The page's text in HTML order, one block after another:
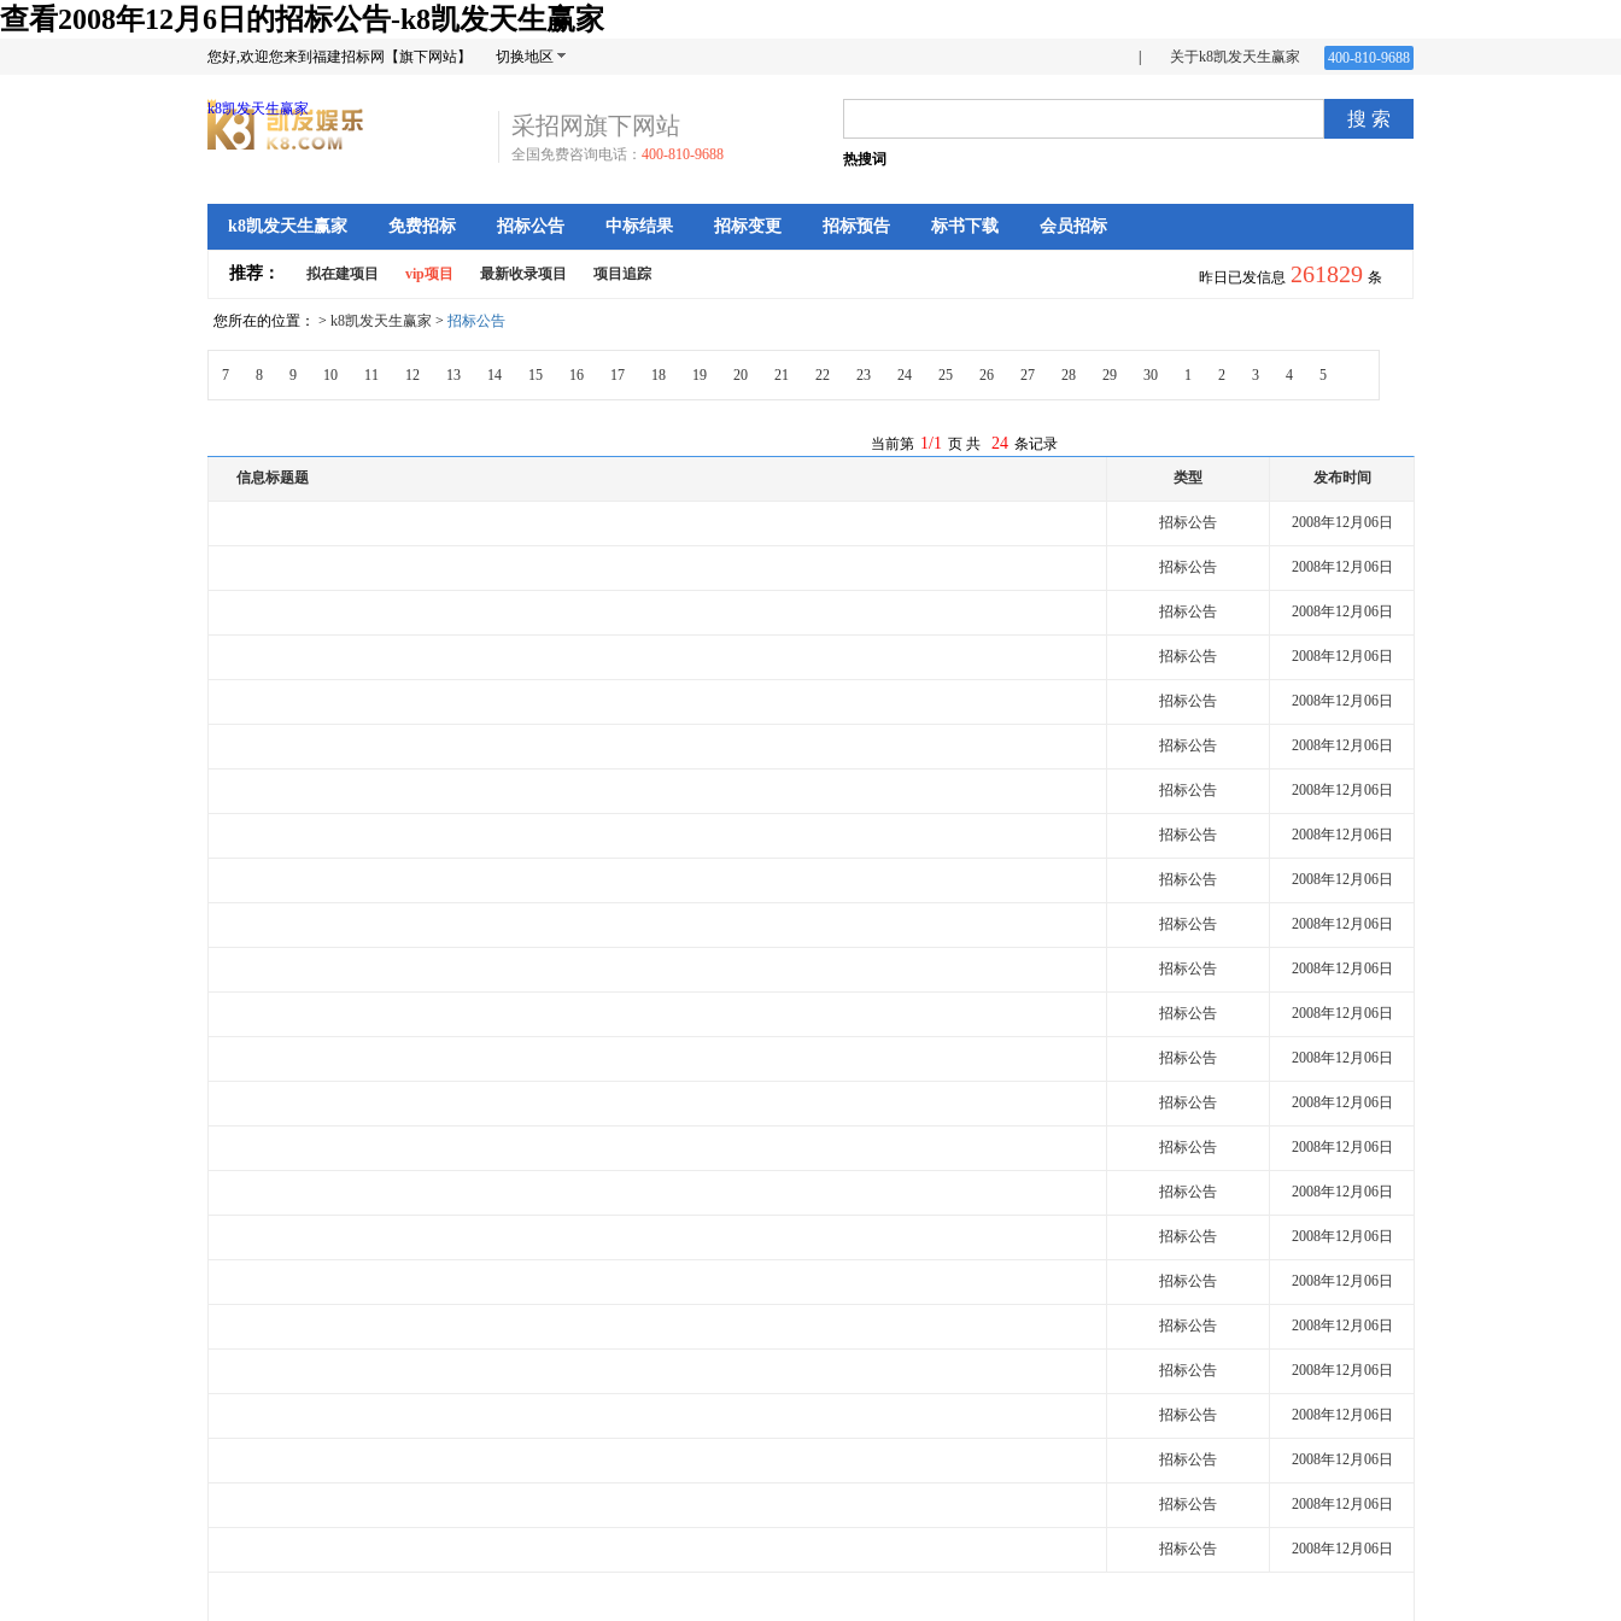
查看2008年12月6日的招标公告-k8凯发天生赢家
您好,欢迎您来到福建招标网【旗下网站】 切换地区 关于k8凯发天生赢家 400-810-9688
k8凯发天生赢家
采招网旗下网站
全国免费咨询电话： 400-810-9688
搜 索
热搜词
k8凯发天生赢家 免费招标 招标公告 中标结果 招标变更 招标预告 标书下载 会员招标
推荐： 拟在建项目 vip项目 最新收录项目 项目追踪 昨日已发信息 261829 条
您所在的位置： > k8凯发天生赢家 > 招标公告
7 8 9 10 11 12 13 14 15 16 17 18 19 20 21 22 23 24 25 26 27 28 29 30 1 2 3 4 5
当前第 1/1 页 共 24 条记录
信息标题题
类型 发布时间
招标公告 2008年12月06日
招标公告 2008年12月06日
招标公告 2008年12月06日
招标公告 2008年12月06日
招标公告 2008年12月06日
招标公告 2008年12月06日
招标公告 2008年12月06日
招标公告 2008年12月06日
招标公告 2008年12月06日
招标公告 2008年12月06日
招标公告 2008年12月06日
招标公告 2008年12月06日
招标公告 2008年12月06日
招标公告 2008年12月06日
招标公告 2008年12月06日
招标公告 2008年12月06日
招标公告 2008年12月06日
招标公告 2008年12月06日
招标公告 2008年12月06日
招标公告 2008年12月06日
招标公告 2008年12月06日
招标公告 2008年12月06日
招标公告 2008年12月06日
招标公告 2008年12月06日